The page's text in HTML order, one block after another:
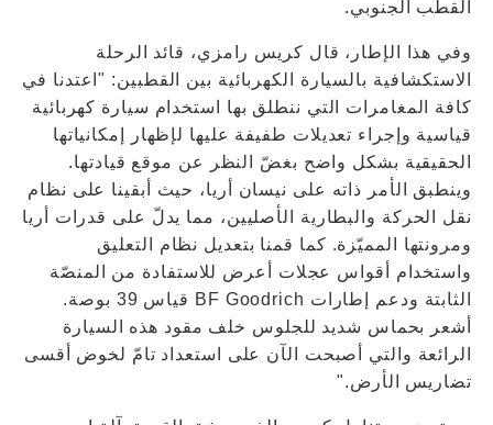
القطب الجنوبي.
وفي هذا الإطار، قال كريس رامزي، قائد الرحلة
الاستكشافية بالسيارة الكهربائية بين القطبين: "اعتدنا في
كافة المغامرات التي ننطلق بها استخدام سيارة كهربائية
قياسية وإجراء تعديلات طفيفة عليها لإظهار إمكانياتها
الحقيقية بشكل واضح بغضّ النظر عن موقع قيادتها.
وينطبق الأمر ذاته على نيسان أريا، حيث أبقينا على نظام
نقل الحركة والبطارية الأصليين، مما يدلّ على قدرات أريا
ومرونتها المميّزة. كما قمنا بتعديل نظام التعليق
واستخدام أقواس عجلات أعرض للاستفادة من المنصّة
الثابتة ودعم إطارات BF Goodrich قياس 39 بوصة.
أشعر بحماس شديد للجلوس خلف مقود هذه السيارة
الرائعة والتي أصبحت الآن على استعداد تامّ لخوض أقسى
تضاريس الأرض."